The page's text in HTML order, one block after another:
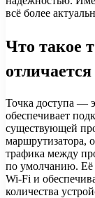
всё более
Что такое
Точка доступа —
обеспечивает
существующей
маршрутизатора,
трафика между
по умолчанию. Её
Wi-Fi и
количества